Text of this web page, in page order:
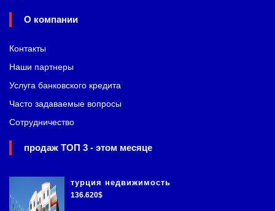
О компании
Контакты
Наши партнеры
Услуга банковского кредита
Часто задаваемые вопросы
Сотрудничество
продаж ТОП 3 - этом месяце
турция недвижимость
136.620$